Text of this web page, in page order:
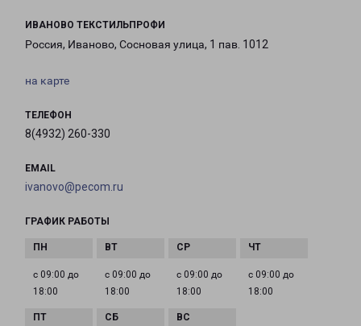
ИВАНОВО ТЕКСТИЛЬПРОФИ
Россия, Иваново, Сосновая улица, 1 пав. 1012
на карте
ТЕЛЕФОН
8(4932) 260-330
EMAIL
ivanovo@pecom.ru
ГРАФИК РАБОТЫ
с 09:00 до
18:00
с 09:00 до
18:00
с 09:00 до
18:00
с 09:00 до
18:00